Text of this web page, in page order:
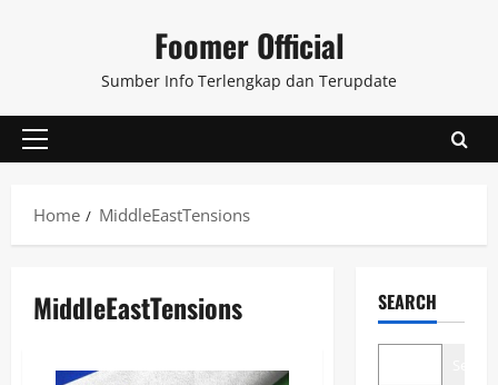
Foomer Official
Sumber Info Terlengkap dan Terupdate
Primary
Home
MiddleEastTensions
MiddleEastTensions SEARCH